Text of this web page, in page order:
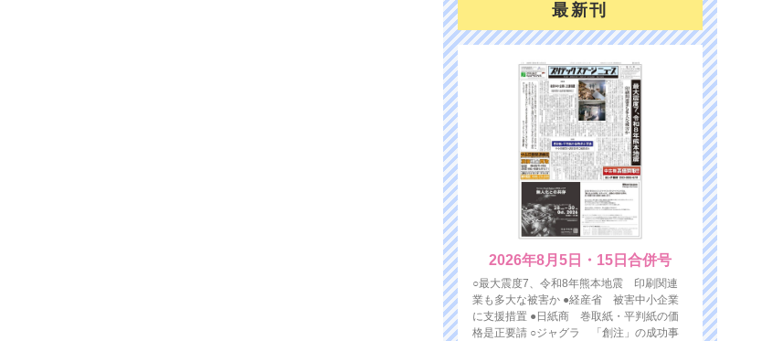
最新刊
2026年8月5日・15日合併号
○最大震度7、令和8年熊本地震 印刷関連
業も多大な被害か ●経産省 被害中小企業
に支援措置 ●日紙商 巻取紙・平判紙の価
格是正要請 ○ジャグラ 「創注」の成功事